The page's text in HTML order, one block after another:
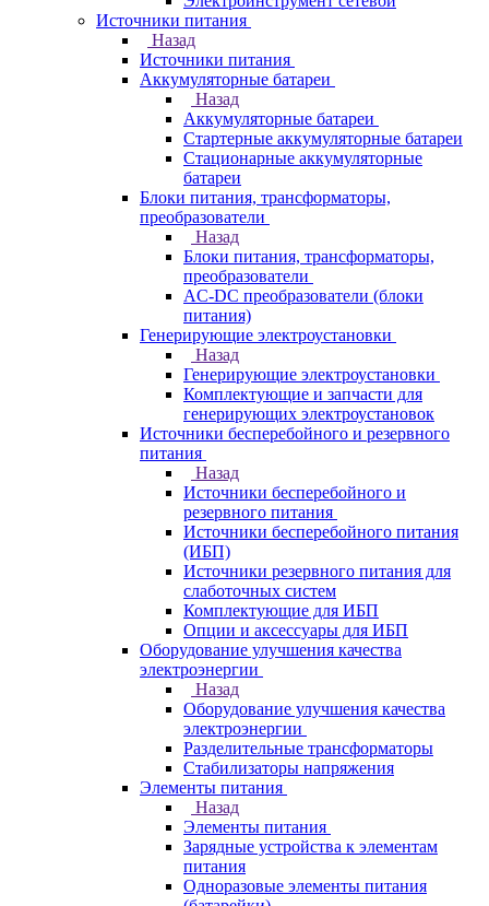
Источники питания
Назад
Источники питания
Аккумуляторные батареи
Назад
Аккумуляторные батареи
Стартерные аккумуляторные батареи
Стационарные аккумуляторные
батареи
Блоки питания, трансформаторы,
преобразователи
Назад
Блоки питания, трансформаторы,
преобразователи
AC-DC преобразователи (блоки
питания)
Генерирующие электроустановки
Назад
Генерирующие электроустановки
Комплектующие и запчасти для
генерирующих электроустановок
Источники бесперебойного и резервного
питания
Назад
Источники бесперебойного и
резервного питания
Источники бесперебойного питания
(ИБП)
Источники резервного питания для
слаботочных систем
Комплектующие для ИБП
Опции и аксессуары для ИБП
Оборудование улучшения качества
электроэнергии
Назад
Оборудование улучшения качества
электроэнергии
Разделительные трансформаторы
Стабилизаторы напряжения
Элементы питания
Назад
Элементы питания
Зарядные устройства к элементам
питания
Одноразовые элементы питания